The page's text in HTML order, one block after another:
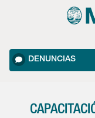
DENUNCIAS